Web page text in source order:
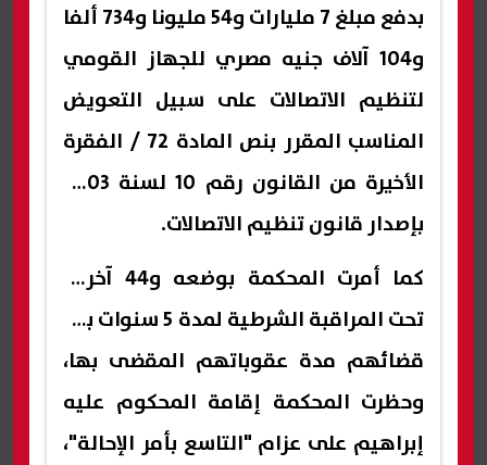
بدفع مبلغ 7 مليارات و54 مليونا و734 ألفا
و104 آلاف جنيه مصري للجهاز القومي
لتنظيم الاتصالات على سبيل التعويض
المناسب المقرر بنص المادة 72 / الفقرة
الأخيرة من القانون رقم 10 لسنة 2003
بإصدار قانون تنظيم الاتصالات.
كما أمرت المحكمة بوضعه و44 آخرين
تحت المراقبة الشرطية لمدة 5 سنوات بعد
قضائهم مدة عقوباتهم المقضى بها،
وحظرت المحكمة إقامة المحكوم عليه
إبراهيم على عزام "التاسع بأمر الإحالة"،